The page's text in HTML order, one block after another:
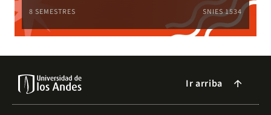
8 SEMESTRES SNIES 1534
Ir arriba arrow_forward